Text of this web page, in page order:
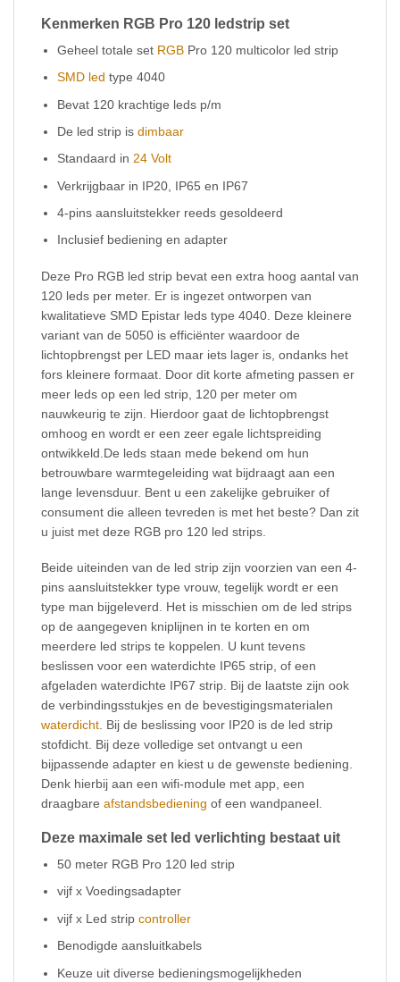
Kenmerken RGB Pro 120 ledstrip set
Geheel totale set RGB Pro 120 multicolor led strip
SMD led type 4040
Bevat 120 krachtige leds p/m
De led strip isdimbaar
Standaard in24 Volt
Verkrijgbaar in IP20, IP65 en IP67
4-pins aansluitstekker reeds gesoldeerd
Inclusief bediening en adapter
Deze Pro RGB led strip bevat een extra hoog aantal van
120 leds per meter. Er is ingezet ontworpen van
kwalitatieve SMD Epistar leds type 4040. Deze kleinere
variant van de 5050 is efficiënter waardoor de
lichtopbrengst per LED maar iets lager is, ondanks het
fors kleinere formaat. Door dit korte afmeting passen er
meer leds op een led strip, 120 per meter om
nauwkeurig te zijn. Hierdoor gaat de lichtopbrengst
omhoog en wordt er een zeer egale lichtspreiding
ontwikkeld.De leds staan mede bekend om hun
betrouwbare warmtegeleiding wat bijdraagt aan een
lange levensduur. Bent u een zakelijke gebruiker of
consument die alleen tevreden is met het beste? Dan zit
u juist met deze RGB pro 120 led strips.
Beide uiteinden van de led strip zijn voorzien van een 4-
pins aansluitstekker type vrouw, tegelijk wordt er een
type man bijgeleverd. Het is misschien om de led strips
op de aangegeven kniplijnen in te korten en om
meerdere led strips te koppelen. U kunt tevens
beslissen voor een waterdichte IP65 strip, of een
afgeladen waterdichte IP67 strip. Bij de laatste zijn ook
de verbindingsstukjes en de bevestigingsmaterialen
waterdicht . Bij de beslissing voor IP20 is de led strip
stofdicht. Bij deze volledige set ontvangt u een
bijpassende adapter en kiest u de gewenste bediening.
Denk hierbij aan een wifi-module met app, een
draagbare afstandsbediening of een wandpaneel.
Deze maximale set led verlichting bestaat uit
50 meter RGB Pro 120 led strip
vijf x Voedingsadapter
vijf x Led stripcontroller
Benodigde aansluitkabels
Keuze uit diverse bedieningsmogelijkheden